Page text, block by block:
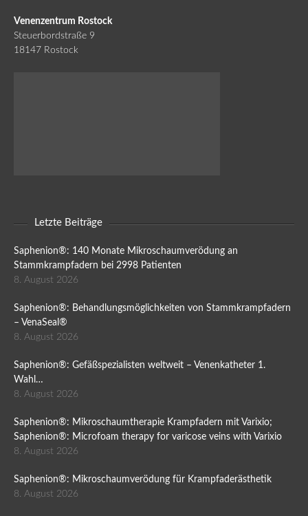
Venenzentrum Rostock
Steuerbordstraße 9
18147 Rostock
Letzte Beiträge
Saphenion®: 140 Monate Mikroschaumverödung an
Stammkrampfadern bei 2998 Patienten
8. August 2026
Saphenion®: Behandlungsmöglichkeiten von Stammkrampfadern
– VenaSeal®
8. August 2026
Saphenion®: Gefäßspezialisten weltweit – Venenkatheter 1.
Wahl…
8. August 2026
Saphenion®: Mikroschaumtherapie Krampfadern mit Varixio;
Saphenion®: Microfoam therapy for varicose veins with Varixio
8. August 2026
Saphenion®: Mikroschaumverödung für Krampfaderästhetik
8. August 2026